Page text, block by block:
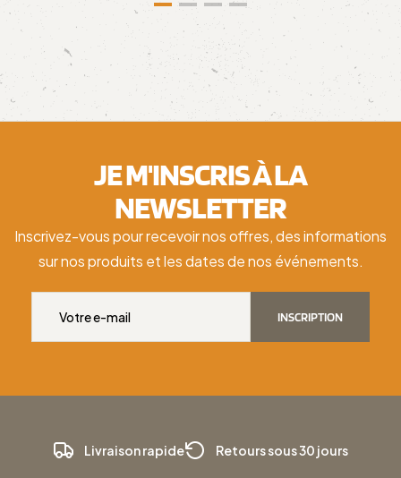
JE M'INSCRIS À LA
NEWSLETTER
Inscrivez-vous pour recevoir nos offres, des informations
sur nos produits et les dates de nos événements.
INSCRIPTION
Livraison rapide Retours sous 30 jours